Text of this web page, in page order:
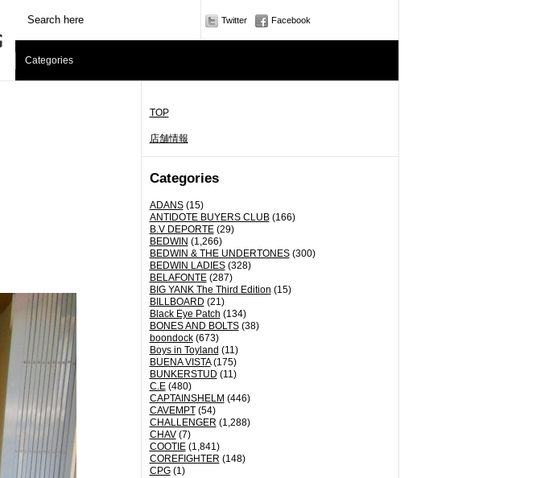
Twitter Facebook
Categories
TOP
店舗情報
Categories
ADANS(15)
ANTIDOTE BUYERS CLUB(166)
B.V DEPORTE(29)
BEDWIN (1,266)
BEDWIN & THE UNDERTONES(300)
BEDWIN LADIES(328)
BELAFONTE(287)
BIG YANK The Third Edition (15)
BILLBOARD (21)
Black Eye Patch (134)
BONES AND BOLTS(38)
boondock(673)
Boys in Toyland (11)
BUENA VISTA(175)
BUNKERSTUD (11)
C.E(480)
CAPTAINSHELM (446)
CAVEMPT(54)
CHALLENGER (1,288)
CHAV(7)
COOTIE(1,841)
COREFIGHTER (148)
CPG(1)